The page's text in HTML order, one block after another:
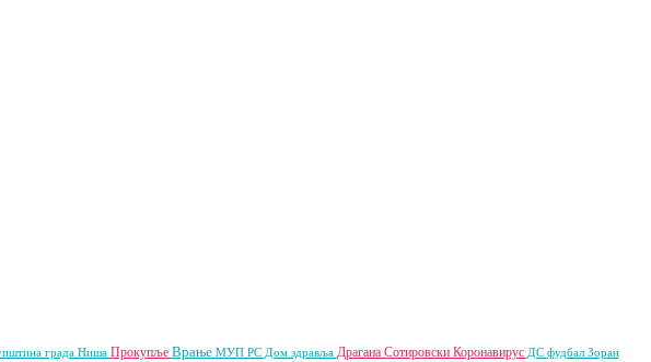
града Ниша Прокупље Врање МУП РС Дом здравља Драгана Сотировски Коронавирус ДС фудбал Зоран